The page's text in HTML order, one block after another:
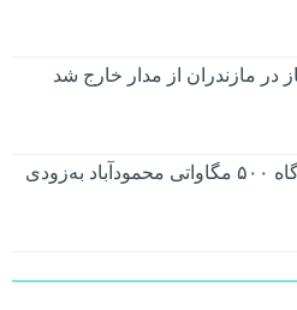
فاز نخست نیروگاه ۵۰۰ مگاواتی محمودآباد به‌زودی